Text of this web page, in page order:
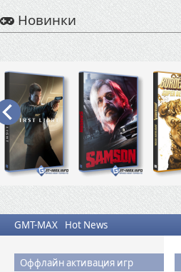
Новинки
GMT-MAX Hot News
Оффлайн активация игр